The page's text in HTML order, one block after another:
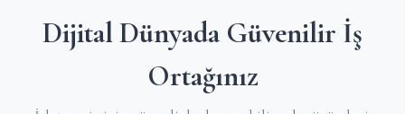
Dijital Dünyada Güvenilir İş
Ortağınız